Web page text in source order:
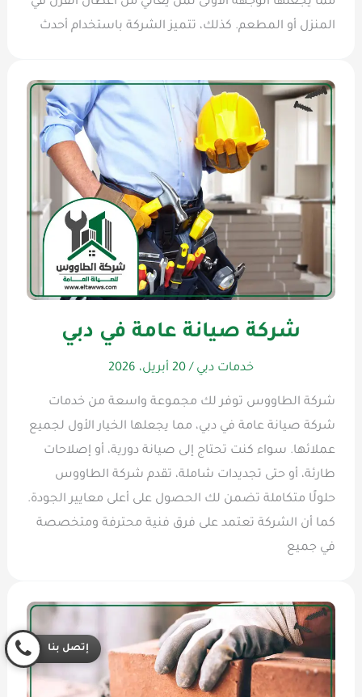
المنزل أو المطعم. كذلك، تتميز الشركة باستخدام أحدث
شركة صيانة عامة في دبي
خدمات دبي /20 أبريل، 2026
شركة الطاووس توفر لك مجموعة واسعة من خدمات
شركة صيانة عامة في دبي، مما يجعلها الخيار الأول لجميع
عملائها. سواء كنت تحتاج إلى صيانة دورية، أو إصلاحات
طارئة، أو حتى تجديدات شاملة، تقدم شركة الطاووس
حلولًا متكاملة تضمن لك الحصول على أعلى معايير الجودة.
كما أن الشركة تعتمد على فرق فنية محترفة ومتخصصة
في جميع
إتصل بنا